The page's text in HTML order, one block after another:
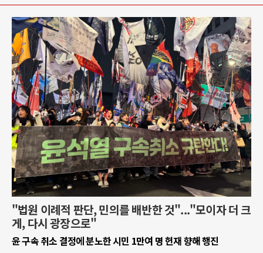
"법원 이례적 판단, 민의를 배반한 것"..."모이자 더 크
게, 다시 광장으로"
윤 구속 취소 결정에 분노한 시민 1만여 명 헌재 향해 행진